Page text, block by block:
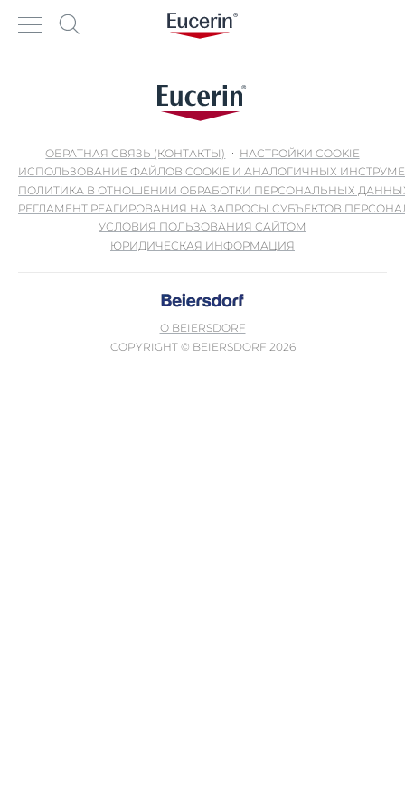
ОБРАТНАЯ СВЯЗЬ (КОНТАКТЫ)
НАСТРОЙКИ COOKIE
ИСПОЛЬЗОВАНИЕ ФАЙЛОВ COOKIE И АНАЛОГИЧНЫХ
ПОЛИТИКА В ОТНОШЕНИИ ОБРАБОТКИ ПЕРСОНАЛЬНЫХ
РЕГЛАМЕНТ РЕАГИРОВАНИЯ НА ЗАПРОСЫ СУБЪЕКТОВ
УСЛОВИЯ ПОЛЬЗОВАНИЯ САЙТОМ
ЮРИДИЧЕСКАЯ ИНФОРМАЦИЯ
О BEIERSDORF
COPYRIGHT © BEIERSDORF 2026